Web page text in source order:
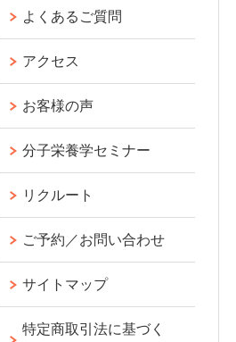
よくあるご質問
アクセス
お客様の声
分子栄養学セミナー
リクルート
ご予約／お問い合わせ
サイトマップ
特定商取引法に基づく